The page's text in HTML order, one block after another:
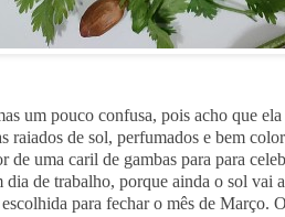
um pouco confusa, pois acho que
raiados de sol, perfumados e bem
de uma caril de gambas para para
de trabalho, porque ainda o sol vai
para fechar o mês de Março.